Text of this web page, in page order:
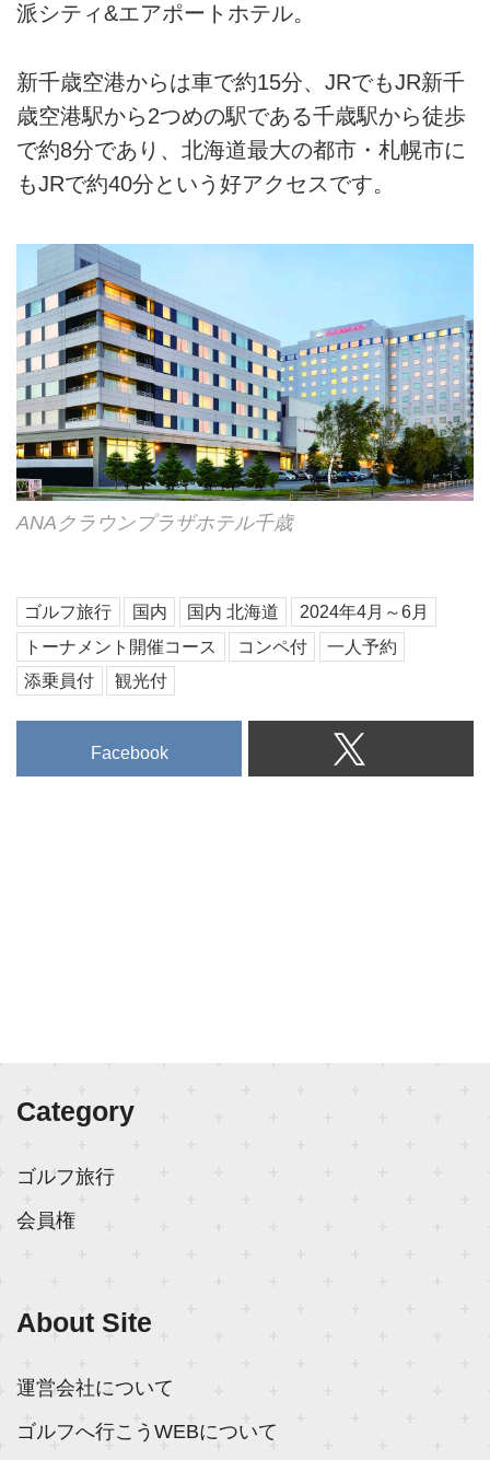
派シティ&エアポートホテル。
新千歳空港からは車で約15分、JRでもJR新千
歳空港駅から2つめの駅である千歳駅から徒歩
で約8分であり、北海道最大の都市・札幌市に
もJRで約40分という好アクセスです。
ANAクラウンプラザホテル千歳
ゴルフ旅行 国内 国内 北海道
2024年4月～6月
トーナメント開催コース
コンペ付
一人予約
添乗員付
観光付
Facebook
Category
ゴルフ旅行
会員権
About Site
運営会社について
ゴルフへ行こうWEBについて